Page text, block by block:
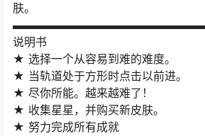
肤。
说明书
★ 选择一个从容易到难的难度。
★ 当轨道处于方形时点击以前进。
★ 尽你所能。越来越难了！
★ 收集星星，并购买新皮肤。
★ 努力完成所有成就